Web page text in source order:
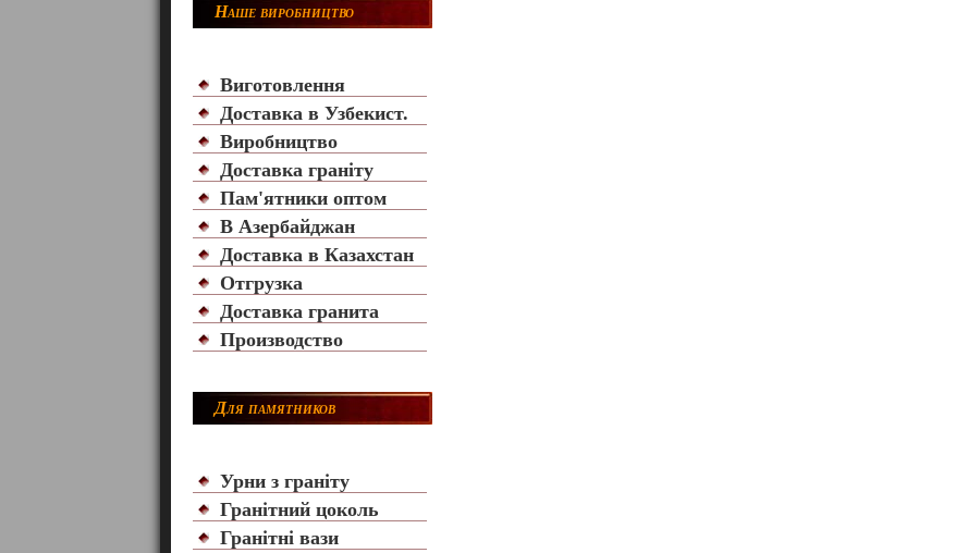
Наше виробництво
Виготовлення
Доставка в Узбекист.
Виробництво
Доставка граніту
Пам'ятники оптом
В Азербайджан
Доставка в Казахстан
Отгрузка
Доставка гранита
Производство
Для памятников
Урни з граніту
Гранітний цоколь
Гранітні вази